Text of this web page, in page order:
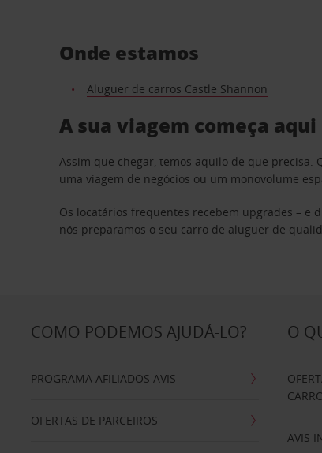
Onde estamos
Aluguer de carros Castle Shannon
A sua viagem começa aqui
Assim que chegar, temos aquilo de que
uma viagem de negócios ou um monovolume
Os locatários frequentes recebem upgrades – e
nós preparamos o seu carro de aluguer de
COMO PODEMOS AJUDÁ-LO?
PROGRAMA AFILIADOS AVIS
OFERTAS DE PARCEIROS
O
AVIS